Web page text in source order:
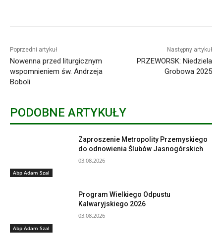
Poprzedni artykuł
Nowenna przed liturgicznym
wspomnieniem św. Andrzeja
Boboli
Następny artykuł
PRZEWORSK: Niedziela
Grobowa 2025
PODOBNE ARTYKUŁY
Abp Adam Szal
Zaproszenie Metropolity Przemyskiego
do odnowienia Ślubów Jasnogórskich
03.08.2026
Abp Adam Szal
Program Wielkiego Odpustu
Kalwaryjskiego 2026
03.08.2026